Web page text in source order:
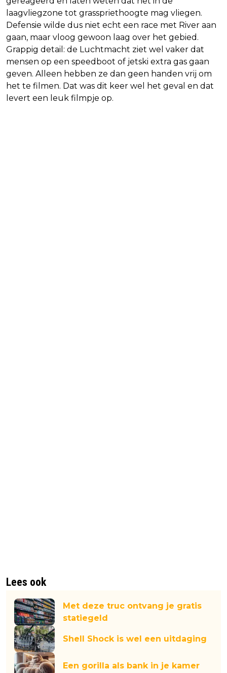
laagvliegzone tot grasspriethoogte mag vliegen.
Defensie wilde dus niet echt een race met River aan
gaan, maar vloog gewoon laag over het gebied.
Grappig detail: de Luchtmacht ziet wel vaker dat
mensen op een speedboot of jetski extra gas gaan
geven. Alleen hebben ze dan geen handen vrij om
het te filmen. Dat was dit keer wel het geval en dat
levert een leuk filmpje op.
Lees ook
Met deze truc ontvang je gratis
statiegeld
Shell Shock is wel een uitdaging
Een gorilla als bank in je kamer